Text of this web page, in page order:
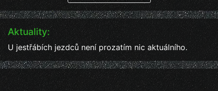
Aktuality:
U jestřábích jezdců není prozatím nic aktuálního.